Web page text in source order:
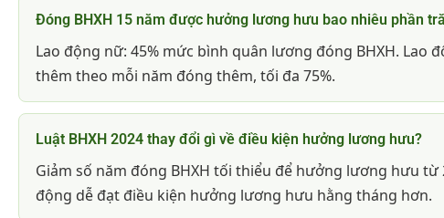
Đóng BHXH 15 năm được hưởng lương hưu bao nhiêu phần
Lao động nữ: 45% mức bình quân lương đóng BHXH. Lao
thêm theo mỗi năm đóng thêm, tối đa 75%.
Luật BHXH 2024 thay đổi gì về điều kiện hưởng lương hưu?
Giảm số năm đóng BHXH tối thiểu để hưởng lương hưu
động dễ đạt điều kiện hưởng lương hưu hằng tháng hơn.